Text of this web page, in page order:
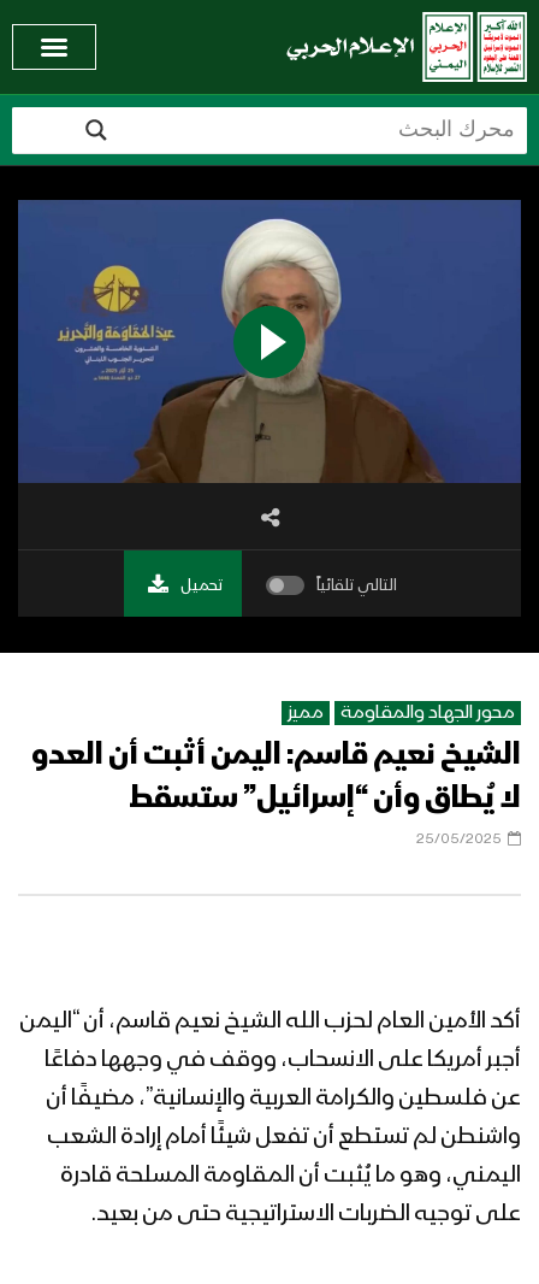
التالي تلقائياً تحميل
محور الجهاد والمقاومة مميز
الشيخ نعيم قاسم: اليمن أثبت أن العدو
لا يُطاق وأن “إسرائيل” ستسقط
25/05/2025
أكد الأمين العام لحزب الله الشيخ نعيم قاسم، أن “اليمن
أجبر أمريكا على الانسحاب، ووقف في وجهها دفاعًا
عن فلسطين والكرامة العربية والإنسانية”، مضيفًا أن
واشنطن لم تستطع أن تفعل شيئًا أمام إرادة الشعب
اليمني، وهو ما يُثبت أن المقاومة المسلحة قادرة
على توجيه الضربات الاستراتيجية حتى من بعيد.